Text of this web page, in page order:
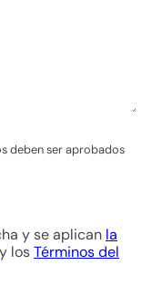
deben ser aprobados
y se aplican la
y losTérminos del